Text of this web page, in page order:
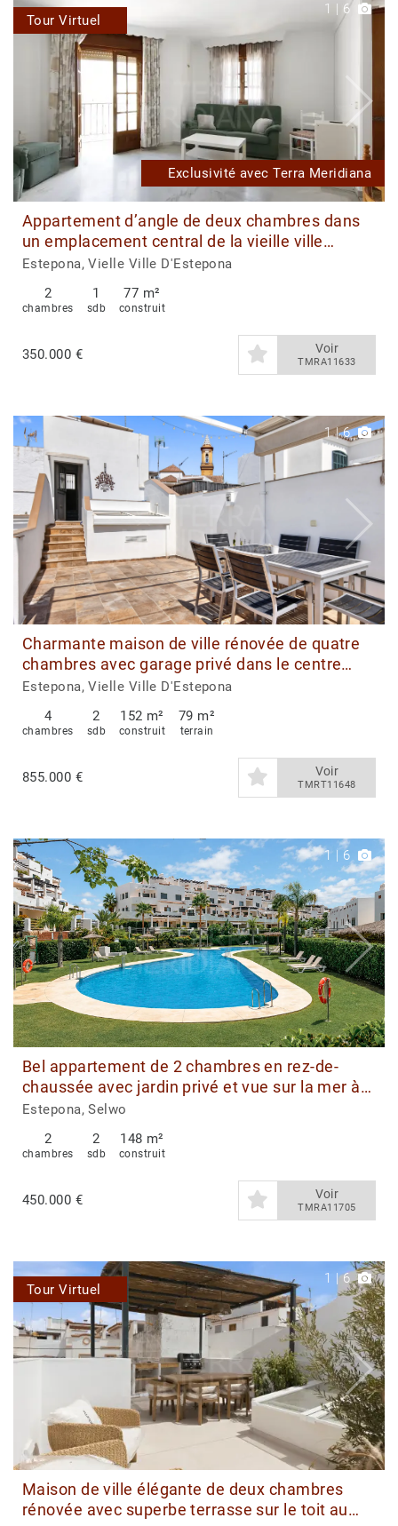
1 6
Exclusivité avec Terra Meridiana
Tour Virtuel
Appartement d’angle de deux chambres dans
un emplacement central de la vieille ville
d’Estepona
Estepona, Vielle Ville D'Estepona
2
chambres
1
sdb
77 m²
construit
350.000 € Voir
TMRA11633
1|6
Charmante maison de ville rénovée de quatre
chambres avec garage privé dans le centre
historique d'Estepona
Estepona, Vielle Ville D'Estepona
4
chambres
2
sdb
152 m²
construit
79 m²
terrain
855.000 € Voir
TMRT11648
1 | 6
Bel appartement de 2 chambres en rez-de-
chaussée avec jardin privé et vue sur la mer à
vendre à Estepona
Estepona, Selwo
2
chambres
2
sdb
148 m²
construit
450.000 € Voir
TMRA11705
1 |6
Tour Virtuel
Maison de ville élégante de deux chambres
rénovée avec superbe terrasse sur le toit au